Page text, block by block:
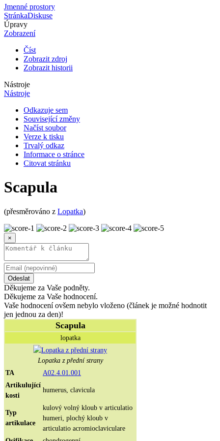
Jmenné prostory
StránkaDiskuse
Úpravy
Zobrazení
Číst
Zobrazit zdroj
Zobrazit historii
Nástroje
Nástroje
Odkazuje sem
Související změny
Načíst soubor
Verze k tisku
Trvalý odkaz
Informace o stránce
Citovat stránku
Scapula
(přesměrováno z Lopatka)
×
Odeslat
Děkujeme za Vaše podněty.
Děkujeme za Vaše hodnocení.
Vaše hodnocení ovšem nebylo vloženo (článek je možné hodnotit
jen jednou za den)!
Scapula
lopatka
Lopatka z přední strany
TA
A02.4.01.001
Artikulující
kosti
humerus, clavicula
Typ
artikulace
kulový volný kloub v articulatio
humeri, plochý kloub v
articulatio acromioclaviculare